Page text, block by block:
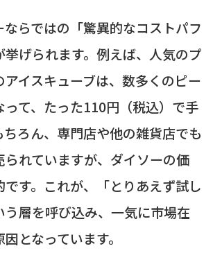
らではの「驚異的なコストパフ
挙げられます。例えば、人気のプ
アイスキューブは、数多くのピー
って、たった110円（税込）で手
ちろん、専門店や他の雑貨店でも
られていますが、ダイソーの価
す。これが、「とりあえず試し
う層を呼び込み、一気に市場在
となっています。